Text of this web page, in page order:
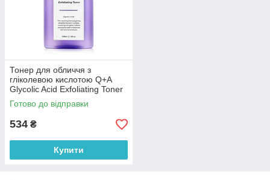
Тонер для обличчя з
гліколевою кислотою Q+A
Glycolic Acid Exfoliating Toner
150 мл
Готово до відправки
534 ₴
Купити